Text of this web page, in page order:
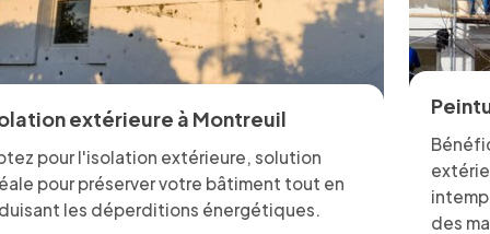
extérieure à Montreuil
pour l'isolation extérieure, solution
pour préserver votre bâtiment tout en
les déperditions énergétiques.
des